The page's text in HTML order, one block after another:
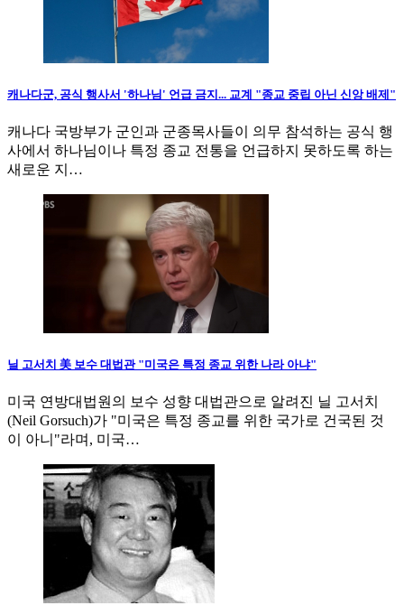
캐나다군, 공식 행사서 '하나님' 언급 금지... 교계 "종교 중립 아닌 신앙 배제"
캐나다 국방부가 군인과 군종목사들이 의무 참석하는 공식 행
사에서 하나님이나 특정 종교 전통을 언급하지 못하도록 하는
새로운 지…
닐 고서치 美 보수 대법관 "미국은 특정 종교 위한 나라 아냐"
미국 연방대법원의 보수 성향 대법관으로 알려진 닐 고서치
(Neil Gorsuch)가 "미국은 특정 종교를 위한 국가로 건국된 것
이 아니"라며, 미국…